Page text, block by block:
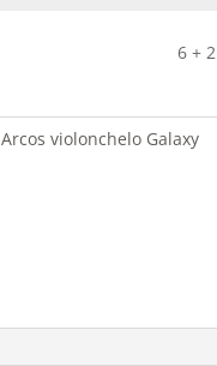
6 + 2
Arcos violonchelo Galaxy